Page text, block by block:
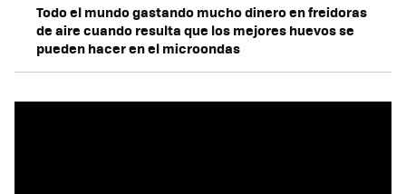
Todo el mundo gastando mucho dinero en freidoras
de aire cuando resulta que los mejores huevos se
pueden hacer en el microondas